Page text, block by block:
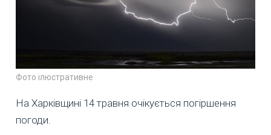
Фото ілюстративне
На Харківщині 14 травня очікується погіршення
погоди.